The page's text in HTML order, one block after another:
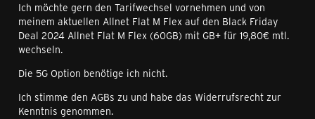
Ich möchte gern den Tarifwechsel vornehmen und von
meinem aktuellen Allnet Flat M Flex auf den Black Friday
Deal 2024 Allnet Flat M Flex (60GB) mit GB+ für 19,80€ mtl.
wechseln.
Die 5G Option benötige ich nicht.
Ich stimme den AGBs zu und habe das Widerrufsrecht zur
Kenntnis genommen.